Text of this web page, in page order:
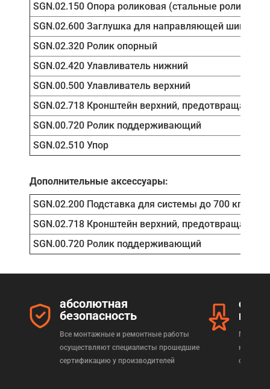
SGN.02.150 Опора роликовая (стальные ролики)
SGN.02.600 Заглушка для направляющей шины
SGN.02.320 Ролик опорный
SGN.02.420 Улавливатель нижний
SGN.00.500 Улавливатель верхний
SGN.02.718 Кронштейн верхний, предотвращает
SGN.00.720 Ролик поддерживающий
SGN.02.510 Упор
Дополнительные аксессуары:
SGN.02.200 Подставка для системы до 700 кг
SGN.02.718 Кронштейн верхний, предотвращает
SGN.00.720 Ролик поддерживающий
абсолютная
безопасность
Все монтажные и ремонтные работы
осуществляют специалисты прошедшие
сертификацию у производителей
Мы